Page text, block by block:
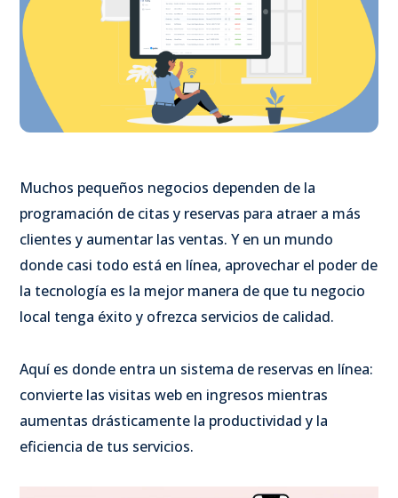
Muchos pequeños negocios dependen de la
programación de citas y reservas para atraer a más
clientes y aumentar las ventas. Y en un mundo
donde casi todo está en línea, aprovechar el poder de
la tecnología es la mejor manera de que tu negocio
local tenga éxito y ofrezca servicios de calidad.
Aquí es donde entra un sistema de reservas en línea:
convierte las visitas web en ingresos mientras
aumentas drásticamente la productividad y la
eficiencia de tus servicios.